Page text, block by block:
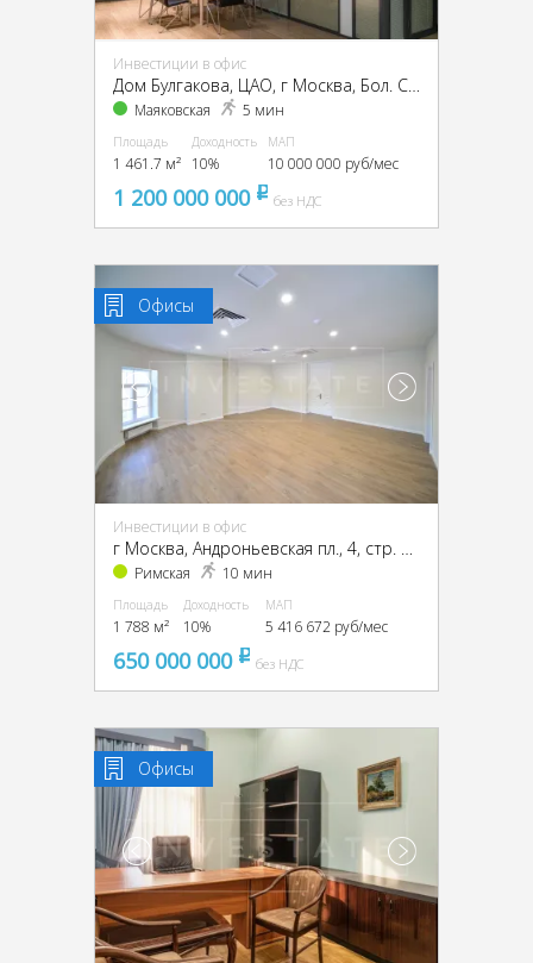
Инвестиции в офис
Маяковская 5 мин
Площадь
1 461.7 м²
Доходность
10%
МАП
10 000 000 руб/мес
1 200 000 000 pуббез НДС
Офисы
Инвестиции в офис
г Москва, Андроньевская пл., 4, стр. 1, 2, 3, ЦАО, г Москва, Андроньевская пл., 4, стр. 1
Римская 10 мин
Площадь
1 788 м²
Доходность
10%
МАП
5 416 672 руб/мес
650 000 000 pуббез НДС
Офисы